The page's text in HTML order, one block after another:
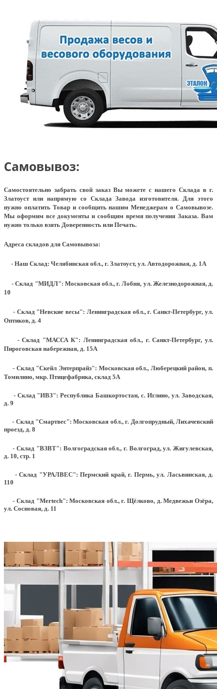
Самовывоз:
Самостоятельно забрать свой заказ Вы можете с нашего Склада в г.
Златоуст или напрямую со Склада Завода изготовителя. Для этого
нужно оплатить Товар и сообщить нашим Менеджерам о Самовывозе.
Мы оформим все документы и сообщим время получения Заказа. Вам
нужно только взять Доверенность или Печать.
Адреса складов для Самовывоза:
- Наш Склад: Челябинская обл., г. Златоуст, ул. Автодорожная, д. 1А
- Склад "МИДЛ": Московская обл., г. Лобня, ул. Железнодорожная, д.
10
- Склад "Невские весы": Ленинградская обл., г. Санкт-Петербург, ул.
Оптиков, д. 4
- Склад "МАССА К": Ленинградская обл., г. Санкт-Петербург, ул.
Пироговская набережная, д. 15А
- Склад "Скейл Энтерпрайз": Московская обл., Люберецкий район, п.
Томилино, мкр. Птицефабрика, склад 5А
- Склад "ИВЗ": Республика Башкортостан, с. Иглино, ул. Заводская,
д. 9
- Склад "Смартвес":Московская обл., г. Долгопрудный, Лихачевский
проезд, д. 8
- Склад "ВЗВТ": Волгоградская обл., г. Волгоград, ул. Жигулевская,
д. 10, стр. 1
- Склад "УРАЛВЕС": Пермский край, г. Пермь, ул. Ласьвинская, д.
110
- Склад "Mertech": Московская обл., г. Щёлково, д. Медвежьи Озёра,
ул. Сосновая, д. 11